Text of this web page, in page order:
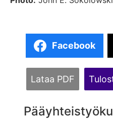
Facebook
Lataa PDF